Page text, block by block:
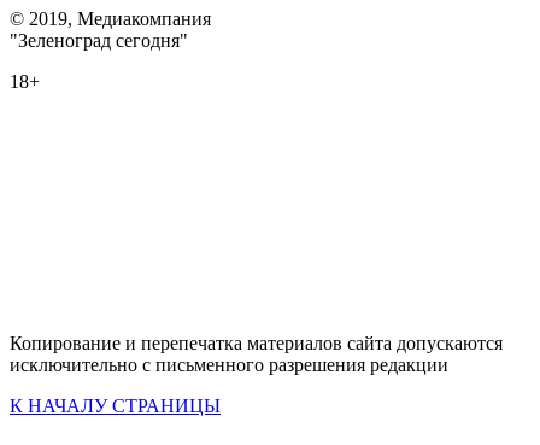
© 2019, Медиакомпания
"Зеленоград сегодня"
18+
Копирование и перепечатка материалов сайта допускаются
исключительно с письменного разрешения редакции
К НАЧАЛУ СТРАНИЦЫ